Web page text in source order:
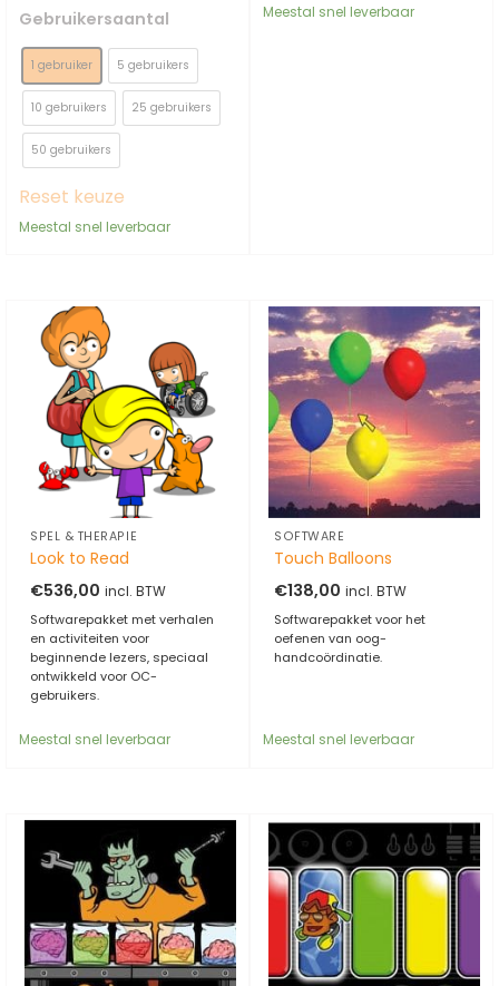
Gebruikersaantal
1 gebruiker 5 gebruikers
10 gebruikers 25 gebruikers
50 gebruikers
Reset keuze
Meestal snel leverbaar
Meestal snel leverbaar
SPEL & THERAPIE
Look to Read
€536,00 incl. BTW
Softwarepakket met verhalen
en activiteiten voor
beginnende lezers, speciaal
ontwikkeld voor OC-
gebruikers.
Meestal snel leverbaar
SOFTWARE
Touch Balloons
€138,00 incl. BTW
Softwarepakket voor het
oefenen van oog-
handcoördinatie.
Meestal snel leverbaar